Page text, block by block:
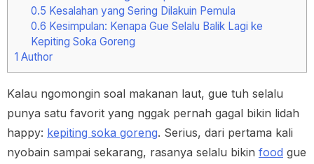
0.5 Kesalahan yang Sering Dilakuin Pemula
0.6 Kesimpulan: Kenapa Gue Selalu Balik Lagi ke
Kepiting Soka Goreng
1 Author
Kalau ngomongin soal makanan laut, gue tuh selalu
punya satu favorit yang nggak pernah gagal bikin lidah
happy: kepiting soka goreng. Serius, dari pertama kali
nyobain sampai sekarang, rasanya selalu bikin food gue